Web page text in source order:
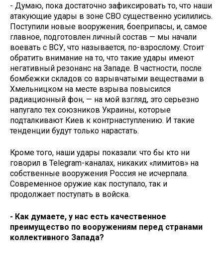
- Думаю, пока достаточно зафиксировать то, что наши
атакующие удары в зоне СВО существенно усилились.
Поступили новые вооружения, боеприпасы, и, самое
главное, подготовлен личный состав — мы начали
воевать с ВСУ, что называется, по-взрослому. Стоит
обратить внимание на то, что такие удары имеют
негативный резонанс на Западе. В частности, после
бомбежки складов со взрывчатыми веществами в
Хмельницком на месте взрыва повысился
радиационный фон, — на мой взгляд, это серьезно
напугало тех союзников Украины, которые
подталкивают Киев к контрнаступлению. И такие
тенденции будут только нарастать.
Кроме того, наши удары показали: что бы кто ни
говорил в Telegram-каналах, никаких «лимитов» на
собственные вооружения Россия не исчерпала.
Современное оружие как поступало, так и
продолжает поступать в войска.
- Как думаете, у нас есть качественное
преимущество по вооружениям перед странами
коллективного Запада?